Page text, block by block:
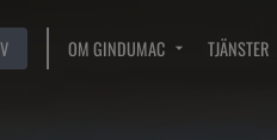
OM GINDUMAC TJÄNSTER